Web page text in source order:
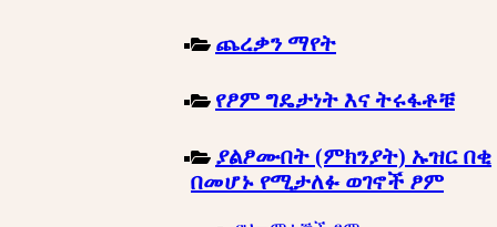
ጨረቃን ማየት
የፆም ግዴታነት እና ትሩፋቶቹ
ያልፆሙበት (ምክንያት) ኡዝር በቂ
በመሆኑ የሚታለፉ ወገኖች ፆም